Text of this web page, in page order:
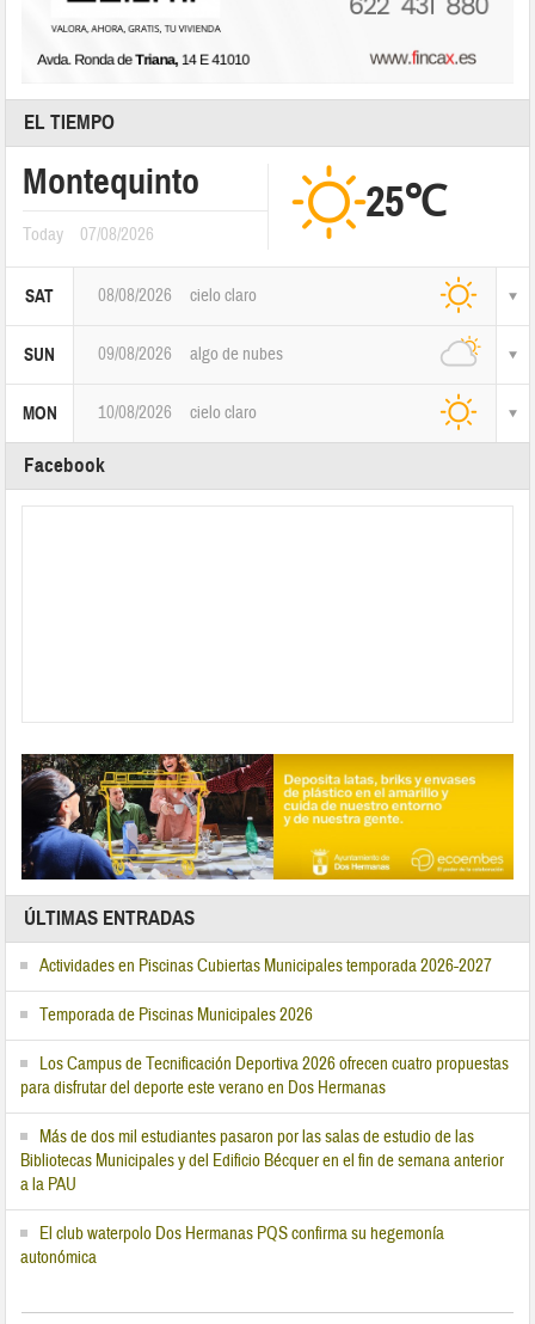
EL TIEMPO
Montequinto
Today 07/08/2026
25℃
SAT 08/08/2026 cielo claro
SUN 09/08/2026 algo de nubes
MON 10/08/2026 cielo claro
Facebook
ÚLTIMAS ENTRADAS
Actividades en Piscinas Cubiertas Municipales temporada 2026-2027
Temporada de Piscinas Municipales 2026
Los Campus de Tecnificación Deportiva 2026 ofrecen cuatro propuestas
para disfrutar del deporte este verano en Dos Hermanas
Más de dos mil estudiantes pasaron por las salas de estudio de las
Bibliotecas Municipales y del Edificio Bécquer en el fin de semana anterior
a la PAU
El club waterpolo Dos Hermanas PQS confirma su hegemonía
autonómica